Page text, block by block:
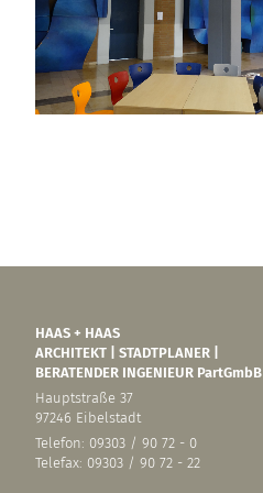
HAAS + HAAS
ARCHITEKT | STADTPLANER |
BERATENDER INGENIEUR PartGmbB
Hauptstraße 37
97246 Eibelstadt
Telefon: 09303 / 90 72 - 0
Telefax: 09303 / 90 72 - 22